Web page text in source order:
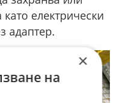
електрически
адаптер.
×
на